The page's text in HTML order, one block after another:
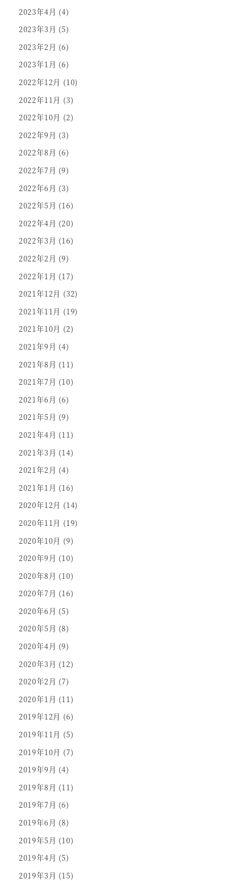
2023年4月 (4)
2023年3月 (5)
2023年2月 (6)
2023年1月 (6)
2022年12月 (10)
2022年11月 (3)
2022年10月 (2)
2022年9月 (3)
2022年8月 (6)
2022年7月 (9)
2022年6月 (3)
2022年5月 (16)
2022年4月 (20)
2022年3月 (16)
2022年2月 (9)
2022年1月 (17)
2021年12月 (32)
2021年11月 (19)
2021年10月 (2)
2021年9月 (4)
2021年8月 (11)
2021年7月 (10)
2021年6月 (6)
2021年5月 (9)
2021年4月 (11)
2021年3月 (14)
2021年2月 (4)
2021年1月 (16)
2020年12月 (14)
2020年11月 (19)
2020年10月 (9)
2020年9月 (10)
2020年8月 (10)
2020年7月 (16)
2020年6月 (5)
2020年5月 (8)
2020年4月 (9)
2020年3月 (12)
2020年2月 (7)
2020年1月 (11)
2019年12月 (6)
2019年11月 (5)
2019年10月 (7)
2019年9月 (4)
2019年8月 (11)
2019年7月 (6)
2019年6月 (8)
2019年5月 (10)
2019年4月 (5)
2019年3月 (15)